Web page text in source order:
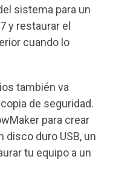
sistema para un
y restaurar el
cuando lo
también va
de seguridad.
para crear
disco duro USB, un
tu equipo a un